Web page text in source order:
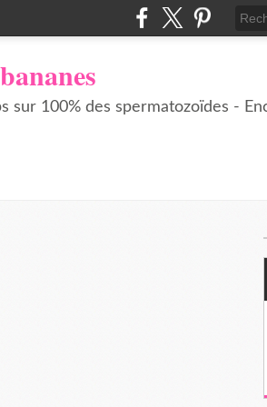
sur 100% des spermatozoïdes -